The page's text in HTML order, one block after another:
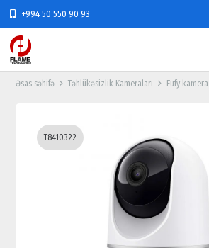
+994 50 550 90 93
Əsas səhifə Təhlükəsizlik Kameraları Eufy kamera
T8410322